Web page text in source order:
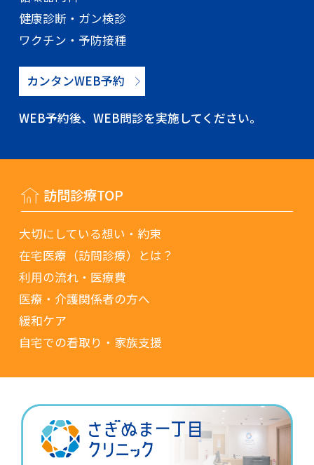
健康診断・ガン検診
ワクチン・予防接種
カンタンWEB予約
WEB予約後、WEB問診を実施してください。
訪問診療TOP
大切にしている想い・約束
在宅医療（訪問診療）とは？
利用の流れ・医療費
医療・介護関係者の方へ
緩和ケア
自宅での看取り・家族支援